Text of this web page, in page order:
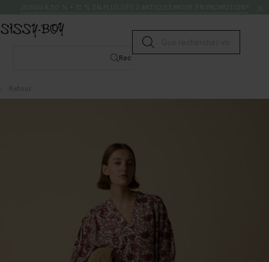
Lancer la recherche
Rechercher
Retour